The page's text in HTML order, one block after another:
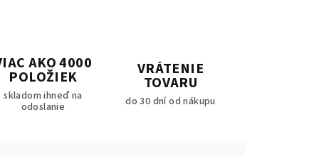
AKO 4000
POLOŽIEK
skladom ihneď na
odoslanie
VRÁTENIE
TOVARU
do 30 dní od nákupu